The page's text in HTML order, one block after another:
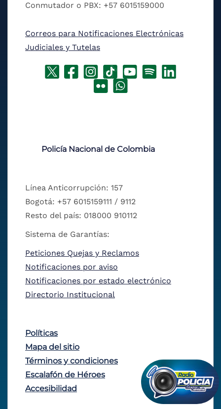
Conmutador o PBX: +57 6015159000
Correos para Notificaciones Electrónicas
Judiciales y Tutelas
Policía Nacional de Colombia
Línea Anticorrupción: 157
Bogotá: +57 6015159111 / 9112
Resto del país: 018000 910112
Sistema de Garantías:
Peticiones Quejas y Reclamos
Notificaciones por aviso
Notificaciones por estado electrónico
Directorio Institucional
Políticas
Mapa del sitio
Términos y condiciones
Escalafón de Héroes
Accesibilidad